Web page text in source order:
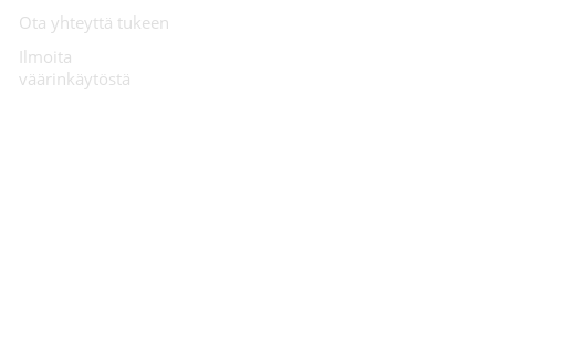
Ota yhteyttä tukeen
Ilmoita
väärinkäytöstä